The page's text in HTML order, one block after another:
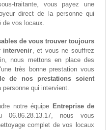
traitante, vous payez une
direct de la personne qui
de vos locaux.
de vous trouver toujours
intervenir, et vous ne souffrez
nous mettons en place des
très bonne prestation vous
de nos prestations soient
qui intervient.
notre équipe Entreprise de
nous vous
complet de vos locaux